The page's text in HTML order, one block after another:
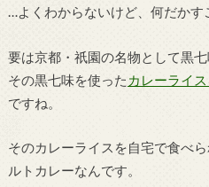
…よくわからないけど、何だかす
要は京都・祇園の名物として黒七
その黒七味を使った カレーライ
ですね。
そのカレーライスを自宅で食べ
ルトカレーなんです。